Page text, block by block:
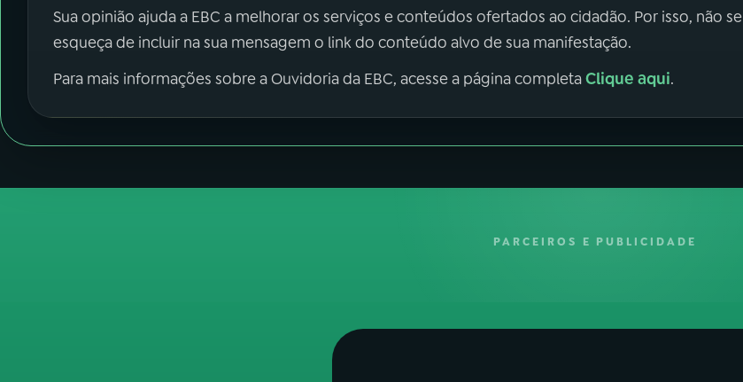
Sua opinião ajuda a EBC a melhorar os serviços e conteúdos ofertados ao cidadão. Por isso, não se
esqueça de incluir na sua mensagem o link do conteúdo alvo de sua manifestação.
Para mais informações sobre a Ouvidoria da EBC, acesse a página completaClique aqui.
PARCEIROS E PUBLICIDADE